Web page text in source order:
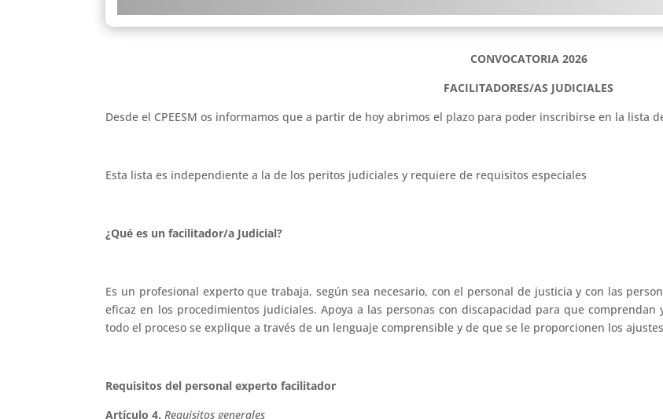
CONVOCATORIA 2026
FACILITADORES/AS JUDICIALES
Desde el CPEESM os informamos que a partir de hoy abrimos el plazo para poder inscribirse en la lista
Esta lista es independiente a la de los peritos judiciales y requiere de requisitos especiales
¿Qué es un facilitador/a Judicial?
Es un profesional experto que trabaja, según sea necesario, con el personal de justicia y con las
eficaz en los procedimientos judiciales. Apoya a las personas con discapacidad para que
todo el proceso se explique a través de un lenguaje comprensible y de que se le proporcionen los
Requisitos del personal experto facilitador
Artículo 4.Requisitos generales